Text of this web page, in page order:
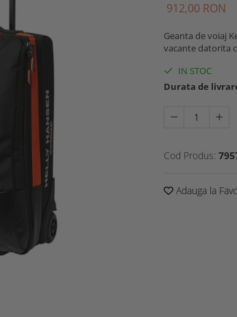
912,00 RON
Geanta de voiaj
vacante datorita
IN STOC
Durata de
Cod Produs:
Adauga la